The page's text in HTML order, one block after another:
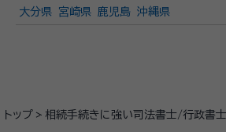
トップ 相続手続きに強い司法書士/行政書士
大分県
宮崎県 鹿児島 沖縄県